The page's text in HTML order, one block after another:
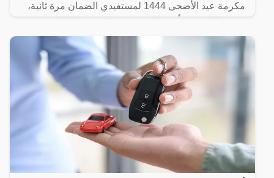
مكرمة عيد الأضحى 1444 لمستفيدي الضمان مرة ثانية،
مبلغ الاعانة؟